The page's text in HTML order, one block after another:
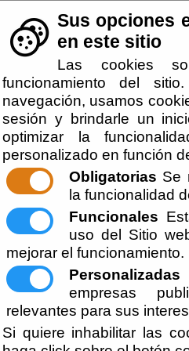
Sus opciones
en este sitio
Las cookies
funcionamiento del
navegación, usamos
sesión y brindarle un
optimizar la
personalizado en función
Obligatorias Se
la funcionalidad
Funcionales
uso del Sitio
mejorar el funcionamiento.
Personalizadas
empresas
relevantes para sus
Si quiere inhabilitar las
Localización
Usted se encuentra aquí:Inicio //
Escuchar
PREGUNTAS
No tengo contenedores
Para ello deberá rellenar nuestra
identificando correctamente sus
Hay distintos tipos de